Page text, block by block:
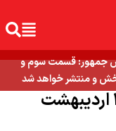
جمهور: قسمت سوم و
و منتشر خواهد شد
قیمت دام زنده امروز شنبه ۲۶ اردیبهشت